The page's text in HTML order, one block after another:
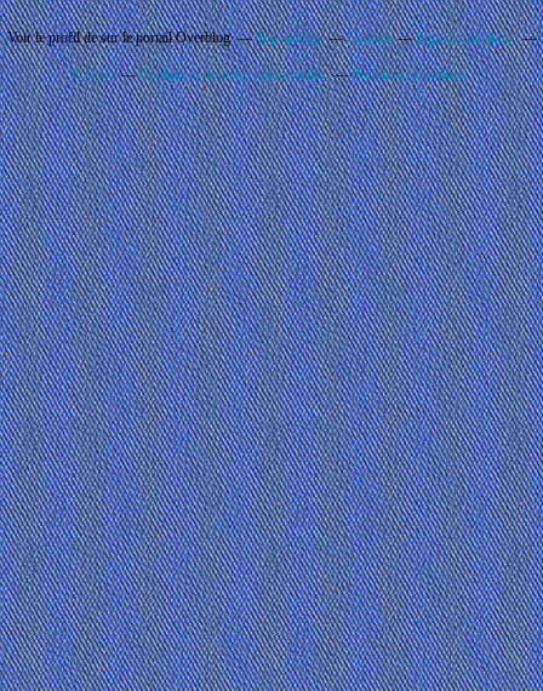
Voir le profil desur le portail Overblog Top articles Contact Signaler un abus
C.G.U. Cookies et données personnelles Préférences cookies